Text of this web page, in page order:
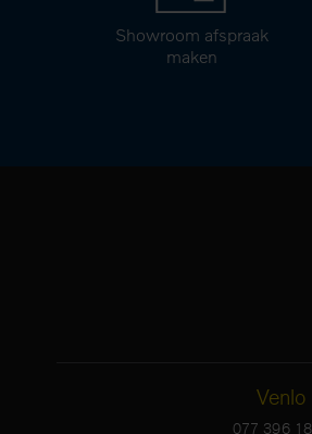
Showroom afspraak
maken
Venlo
077 396